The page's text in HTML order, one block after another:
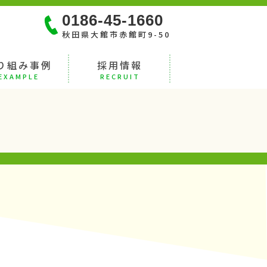
0186-45-1660
秋田県大館市赤館町9-50
組み事例 採用情報
RECRUIT